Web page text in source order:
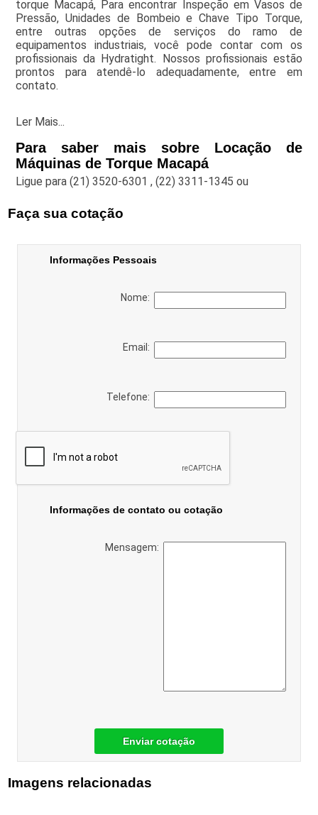
torque Macapá, Para encontrar Inspeção em Vasos de
Pressão, Unidades de Bombeio e Chave Tipo Torque,
entre outras opções de serviços do ramo de
equipamentos industriais, você pode contar com os
profissionais da Hydratight. Nossos profissionais estão
prontos para atendê-lo adequadamente, entre em
contato.
Ler Mais...
Para saber mais sobre Locação de
Máquinas de Torque Macapá
Ligue para(21) 3520-6301 ,(22) 3311-1345 ou
Faça sua cotação
Informações Pessoais
Nome:
Email:
Telefone:
Informações de contato ou cotação
Mensagem:
Enviar cotação
Imagens relacionadas